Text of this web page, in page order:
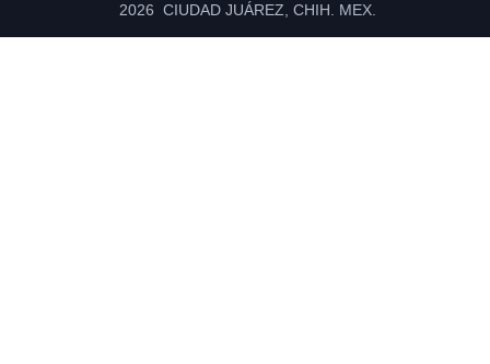
2026 CIUDAD JUÁREZ, CHIH. MEX.